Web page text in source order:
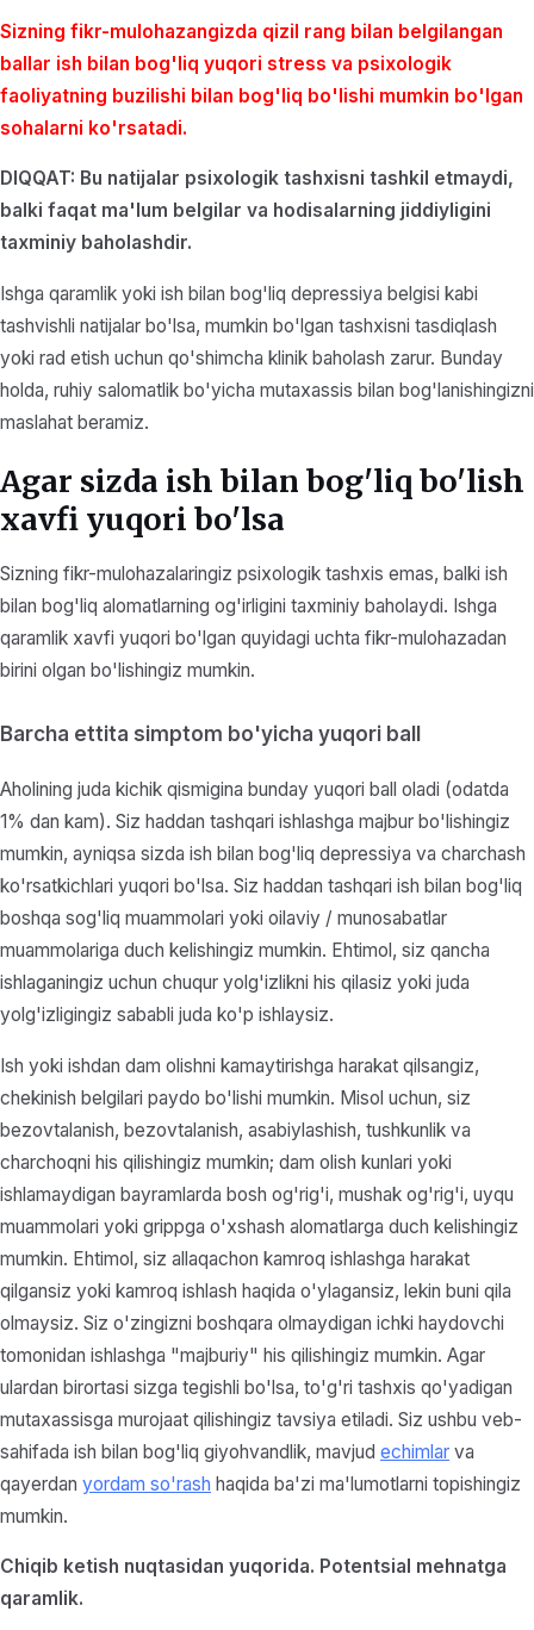
Sizning fikr-mulohazangizda qizil rang bilan belgilangan
ballar ish bilan bog'liq yuqori stress va psixologik
faoliyatning buzilishi bilan bog'liq bo'lishi mumkin bo'lgan
sohalarni ko'rsatadi.
DIQQAT: Bu natijalar psixologik tashxisni tashkil etmaydi,
balki faqat ma'lum belgilar va hodisalarning jiddiyligini
taxminiy baholashdir.
Ishga qaramlik yoki ish bilan bog'liq depressiya belgisi kabi
tashvishli natijalar bo'lsa, mumkin bo'lgan tashxisni tasdiqlash
yoki rad etish uchun qo'shimcha klinik baholash zarur. Bunday
holda, ruhiy salomatlik bo'yicha mutaxassis bilan bog'lanishingizni
maslahat beramiz.
Agar sizda ish bilan bog'liq bo'lish
xavfi yuqori bo'lsa
Sizning fikr-mulohazalaringiz psixologik tashxis emas, balki ish
bilan bog'liq alomatlarning og'irligini taxminiy baholaydi. Ishga
qaramlik xavfi yuqori bo'lgan quyidagi uchta fikr-mulohazadan
birini olgan bo'lishingiz mumkin.
Barcha ettita simptom bo'yicha yuqori ball
Aholining juda kichik qismigina bunday yuqori ball oladi (odatda
1% dan kam). Siz haddan tashqari ishlashga majbur bo'lishingiz
mumkin, ayniqsa sizda ish bilan bog'liq depressiya va charchash
ko'rsatkichlari yuqori bo'lsa. Siz haddan tashqari ish bilan bog'liq
boshqa sog'liq muammolari yoki oilaviy / munosabatlar
muammolariga duch kelishingiz mumkin. Ehtimol, siz qancha
ishlaganingiz uchun chuqur yolg'izlikni his qilasiz yoki juda
yolg'izligingiz sababli juda ko'p ishlaysiz.
Ish yoki ishdan dam olishni kamaytirishga harakat qilsangiz,
chekinish belgilari paydo bo'lishi mumkin. Misol uchun, siz
bezovtalanish, bezovtalanish, asabiylashish, tushkunlik va
charchoqni his qilishingiz mumkin; dam olish kunlari yoki
ishlamaydigan bayramlarda bosh og'rig'i, mushak og'rig'i, uyqu
muammolari yoki grippga o'xshash alomatlarga duch kelishingiz
mumkin. Ehtimol, siz allaqachon kamroq ishlashga harakat
qilgansiz yoki kamroq ishlash haqida o'ylagansiz, lekin buni qila
olmaysiz. Siz o'zingizni boshqara olmaydigan ichki haydovchi
tomonidan ishlashga "majburiy" his qilishingiz mumkin. Agar
ulardan birortasi sizga tegishli bo'lsa, to'g'ri tashxis qo'yadigan
mutaxassisga murojaat qilishingiz tavsiya etiladi. Siz ushbu veb-
sahifada ish bilan bog'liq giyohvandlik, mavjud echimlar va
qayerdan yordam so'rash haqida ba'zi ma'lumotlarni topishingiz
mumkin.
Chiqib ketish nuqtasidan yuqorida. Potentsial mehnatga
qaramlik.